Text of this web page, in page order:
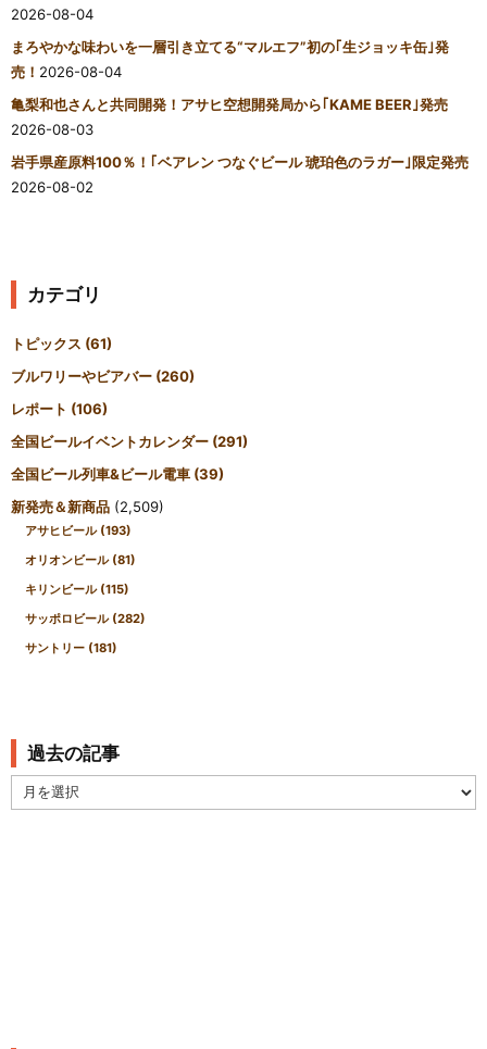
2026-08-04
まろやかな味わいを一層引き立てる“マルエフ”初の｢生ジョッキ缶｣発
売！ 2026-08-04
亀梨和也さんと共同開発！アサヒ空想開発局から｢KAME BEER｣発売
2026-08-03
岩手県産原料100％！｢ベアレン つなぐビール 琥珀色のラガー｣限定発売
2026-08-02
カテゴリ
トピックス (61)
ブルワリーやビアバー (260)
レポート (106)
全国ビールイベントカレンダー (291)
全国ビール列車&ビール電車 (39)
新発売＆新商品 (2,509)
アサヒビール (193)
オリオンビール (81)
キリンビール (115)
サッポロビール (282)
サントリー (181)
過去の記事
去